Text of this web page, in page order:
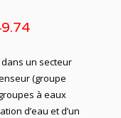
un secteur
(groupe
à eaux
d’eau et d’un